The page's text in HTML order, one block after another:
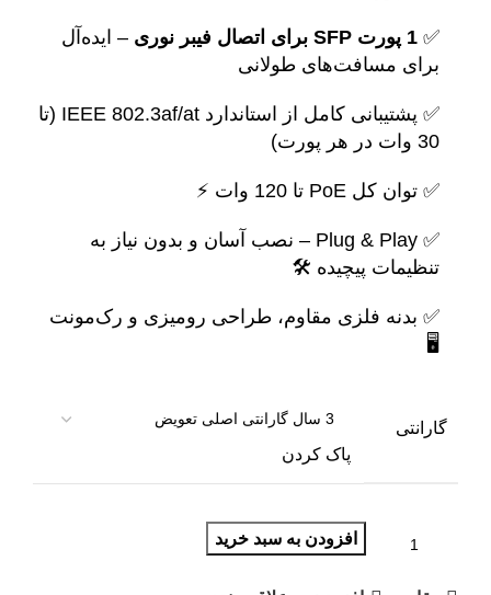
✅ 1 پورت SFP برای اتصال فیبر نوری
– ایده‌آل
برای مسافت‌های طولانی
✅ پشتیبانی کامل از استاندارد IEEE 802.3af/at (تا
30 وات در هر پورت)
✅ توان کل PoE تا 120 وات ⚡
✅ Plug & Play – نصب آسان و بدون نیاز به
تنظیمات پیچیده 🛠️
✅ بدنه فلزی مقاوم، طراحی رومیزی و رک‌مونت
🖥️
گارانتی
پاک کردن
افزودن به سبد خرید